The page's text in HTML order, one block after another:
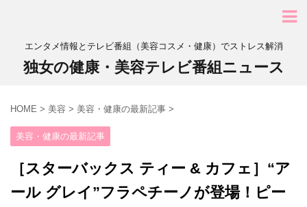
エンタメ情報とテレビ番組（美容コスメ・健康）でストレス解消
独女の健康・美容テレビ番組ニュース
HOME > 美容 > 美容・健康の最新記事 >
美容・健康の最新記事
［スターバックス ティー & カフェ］“ア
ール グレイ”フラペチーノが登場！ピー